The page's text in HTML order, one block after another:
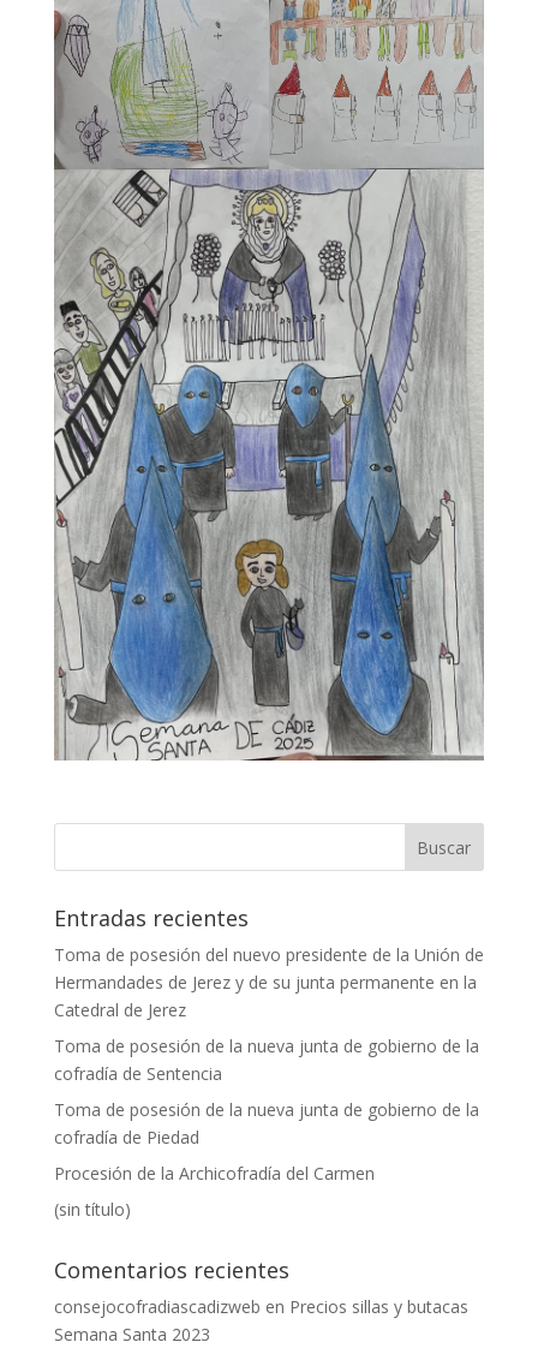
Entradas recientes
Toma de posesión del nuevo presidente de la Unión de
Hermandades de Jerez y de su junta permanente en la
Catedral de Jerez
Toma de posesión de la nueva junta de gobierno de la
cofradía de Sentencia
Toma de posesión de la nueva junta de gobierno de la
cofradía de Piedad
Procesión de la Archicofradía del Carmen
(sin título)
Comentarios recientes
consejocofradiascadizweb en Precios sillas y butacas
Semana Santa 2023